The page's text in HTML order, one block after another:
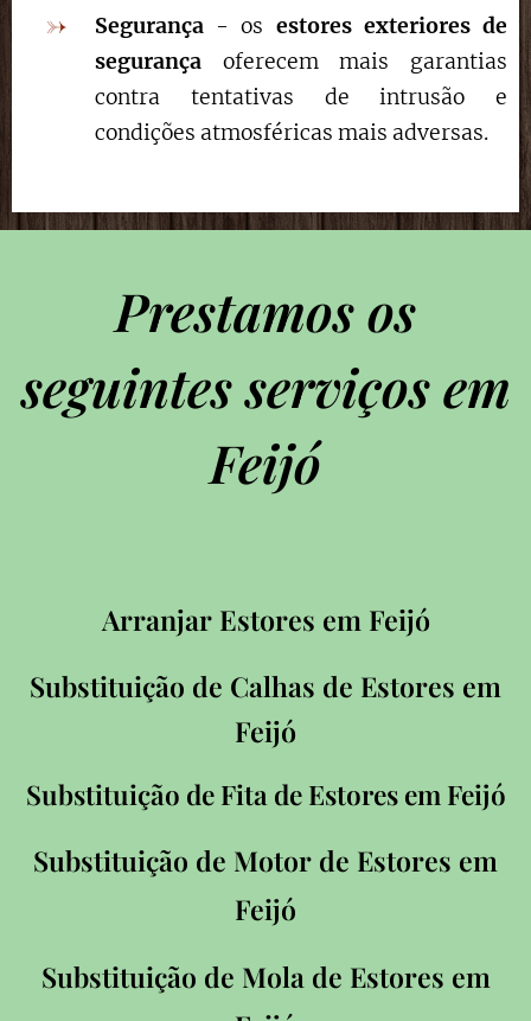
Segurança - os estores exteriores de
segurança oferecem mais garantias
contra tentativas de intrusão e
condições atmosféricas mais adversas.
Prestamos os
seguintes serviços em
Feijó
Arranjar Estores em Feijó
Substituição de Calhas de Estores em
Feijó
Substituição de Fita de Estores em Feijó
Substituição de Motor de Estores em
Feijó
Substituição de Mola de Estores em